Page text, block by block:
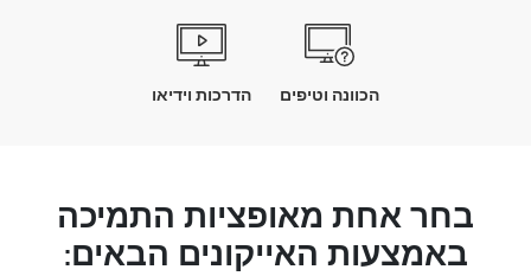
הכוונה וטיפים הדרכות וידיאו
בחר אחת מאופציות התמיכה
באמצעות האייקונים הבאים: